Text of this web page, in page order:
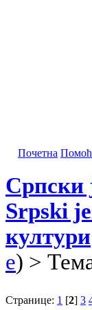
Почетна Помоћ
Српски
Srpski
култури
e) >
Странице: 1 [2] 3